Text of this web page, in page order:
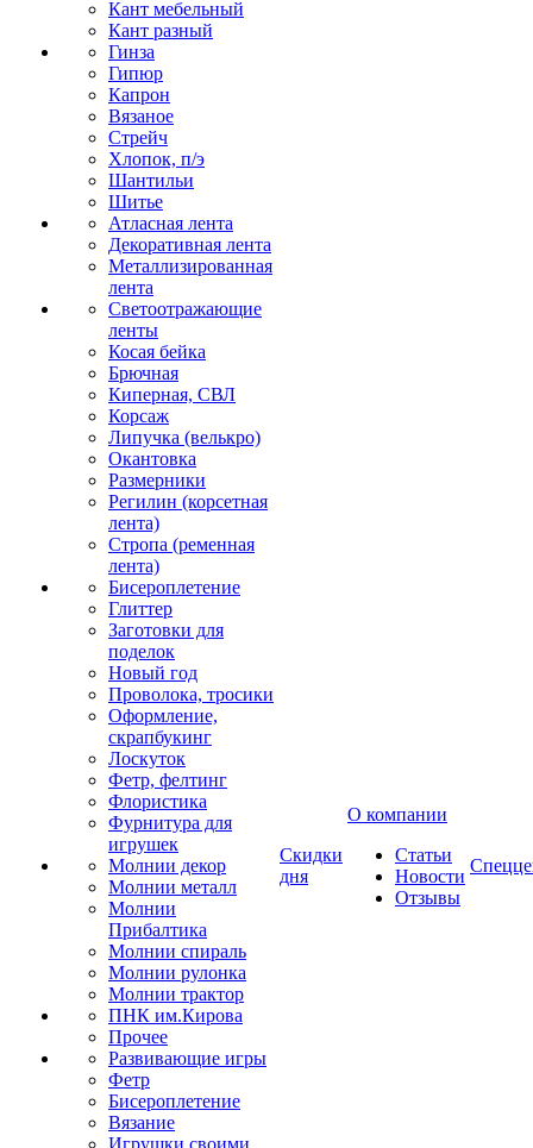
Кант мебельный
Кант разный
Гинза
Гипюр
Капрон
Вязаное
Стрейч
Хлопок, п/э
Шантильи
Шитье
Атласная лента
Декоративная лента
Металлизированная
лента
Светоотражающие
ленты
Косая бейка
Брючная
Киперная, СВЛ
Корсаж
Липучка (велькро)
Окантовка
Размерники
Регилин (корсетная
лента)
Стропа (ременная
лента)
Бисероплетение
Глиттер
Заготовки для
поделок
Новый год
Проволока, тросики
Оформление,
скрапбукинг
Лоскуток
Фетр, фелтинг
Флористика
Фурнитура для
игрушек
Молнии декор
Молнии металл
Молнии
Прибалтика
Молнии спираль
Молнии рулонка
Молнии трактор
ПНК им.Кирова
Прочее
Развивающие игры
Фетр
Бисероплетение
Вязание
Игрушки своими
Скидки
дня
О компании
Статьи
Новости
Отзывы